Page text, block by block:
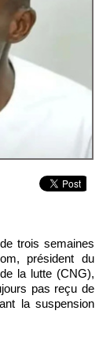
trois semaines
président du
la lutte (CNG),
pas reçu de
la suspension